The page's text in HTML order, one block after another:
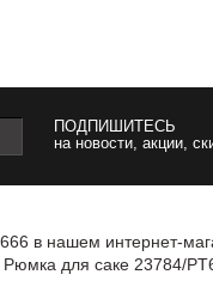
ПОДПИШИТЕСЬ
на новости, акции,
в нашем интернет-
для саке 23784/